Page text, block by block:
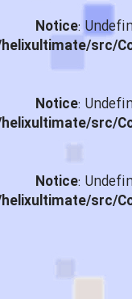
Notice:
src/
Notice:
src/
Notice:
src/